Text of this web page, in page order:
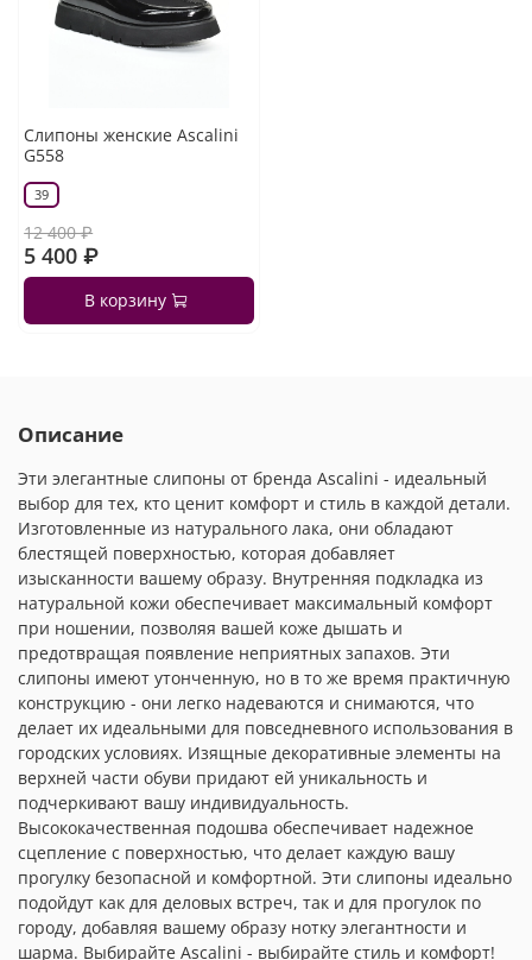
Слипоны женские Ascalini
G558
39
12 400 ₽
5 400 ₽
В корзину
Описание
Эти элегантные слипоны от бренда Ascalini - идеальный
выбор для тех, кто ценит комфорт и стиль в каждой детали.
Изготовленные из натурального лака, они обладают
блестящей поверхностью, которая добавляет
изысканности вашему образу. Внутренняя подкладка из
натуральной кожи обеспечивает максимальный комфорт
при ношении, позволяя вашей коже дышать и
предотвращая появление неприятных запахов. Эти
слипоны имеют утонченную, но в то же время практичную
конструкцию - они легко надеваются и снимаются, что
делает их идеальными для повседневного использования в
городских условиях. Изящные декоративные элементы на
верхней части обуви придают ей уникальность и
подчеркивают вашу индивидуальность.
Высококачественная подошва обеспечивает надежное
сцепление с поверхностью, что делает каждую вашу
прогулку безопасной и комфортной. Эти слипоны идеально
подойдут как для деловых встреч, так и для прогулок по
городу, добавляя вашему образу нотку элегантности и
шарма. Выбирайте Ascalini - выбирайте стиль и комфорт!